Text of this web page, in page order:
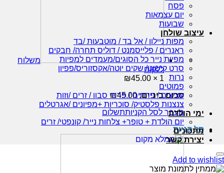
משלוח
ללקוח
1 ×
₪45.00
סכום ביניים:
₪45.00
מעבר לסל הקניותתשלום
סל קניות
פסח
יום עצמאות
שבועות
עיצוב שולחן
מפות ניילון / אל בד / מוטבעות /בד
ראנרים / פלייסמנט / דוליס תחרה/ חבקים
מפיות נייר כל הסוגים/מעמדים למפיות
סרט קישוט/ שקים יוטה/אקסזוריס/פפיון
נרות
פמוטים
עציצים / פרחים / פרחי סבון / זרים /וזות
צנצנות פלסטיק/ סוכריות +מפיונים /אגרטלים
ימי הולדת
יום הולדת + טופר+ צלחות נייר/ קונפטי/ זרים
מתכונים
יצירת קשר
Add to wishlist